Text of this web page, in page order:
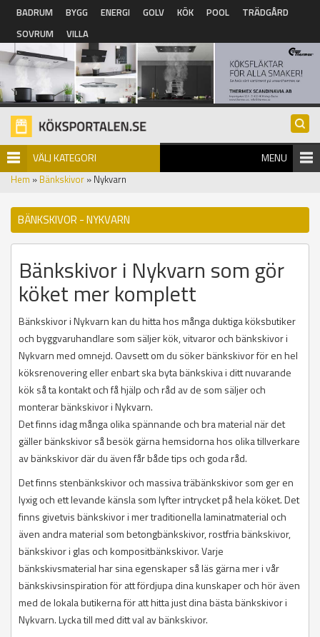
Hoppa till huvudinnehåll
BADRUM BYGG ENERGI GOLV KÖK POOL
TRÄDGÅRD
SOVRUM
VILLA
VÄLJ KATEGORI MENU
Hem » Bänkskivor » Nykvarn
BÄNKSKIVOR - NYKVARN
Bänkskivor i Nykvarn som gör
köket mer komplett
Bänkskivor i Nykvarn kan du hitta hos många duktiga köksbutiker
och byggvaruhandlare som säljer kök, vitvaror och bänkskivor i
Nykvarn med omnejd. Oavsett om du söker bänkskivor för en hel
köksrenovering eller enbart ska byta bänkskiva i ditt nuvarande
kök så ta kontakt och få hjälp och råd av de som säljer och
monterar bänkskivor i Nykvarn.
Det finns idag många olika spännande och bra material när det
gäller bänkskivor så besök gärna hemsidorna hos olika tillverkare
av bänkskivor där du även får både tips och goda råd.
Det finns stenbänkskivor och massiva träbänkskivor som ger en
lyxig och ett levande känsla som lyfter intrycket på hela köket. Det
finns givetvis bänkskivor i mer traditionella laminatmaterial och
även andra material som betongbänkskivor, rostfria bänkskivor,
bänkskivor i glas och kompositbänkskivor. Varje
bänkskivsmaterial har sina egenskaper så läs gärna mer i vår
bänkskivsinspiration för att fördjupa dina kunskaper och hör även
med de lokala butikerna för att hitta just dina bästa bänkskivor i
Nykvarn. Lycka till med ditt val av bänkskivor.